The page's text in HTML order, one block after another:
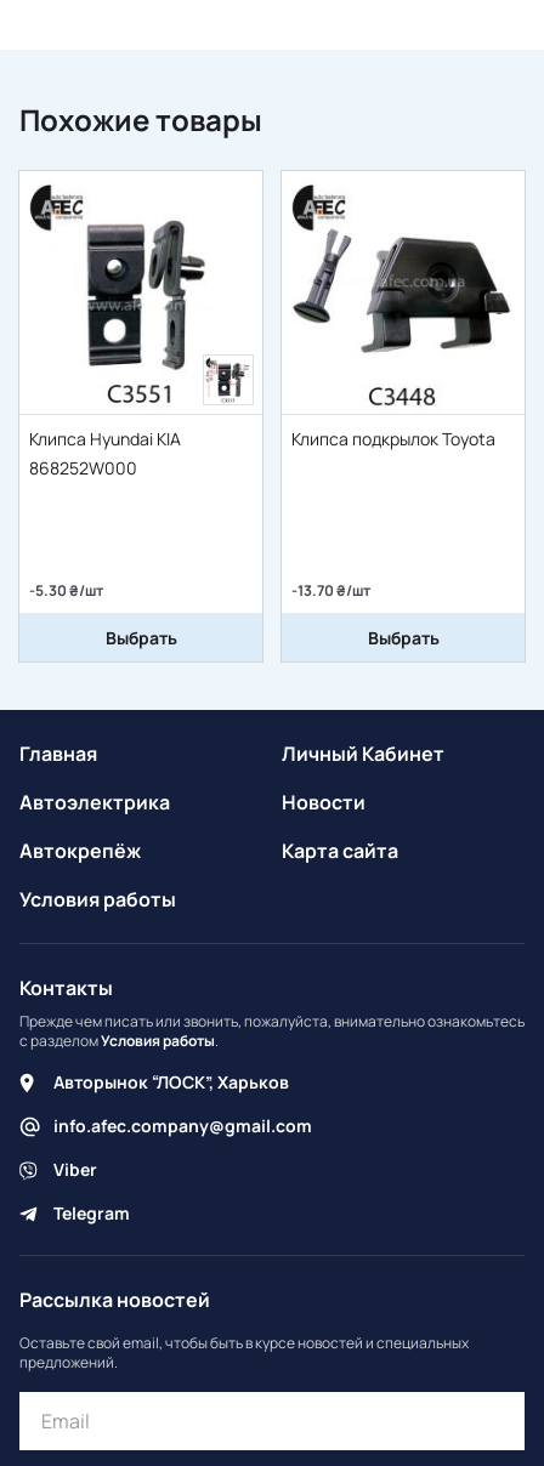
Похожие товары
Клипса Hyundai KIA
868252W000
-5.30 ₴/шт
Выбрать
Клипса подкрылок Toyota
-13.70 ₴/шт
Выбрать
Главная
Автоэлектрика
Автокрепёж
Условия работы
Личный Кабинет
Новости
Карта сайта
Контакты
Прежде чем писать или звонить, пожалуйста, внимательно ознакомьтесь
с разделомУсловия работы.
Авторынок “ЛОСК”, Харьков
info.afec.company@gmail.com
Viber
Telegram
Рассылка новостей
Оставьте свой email, чтобы быть в курсе новостей и специальных
предложений.